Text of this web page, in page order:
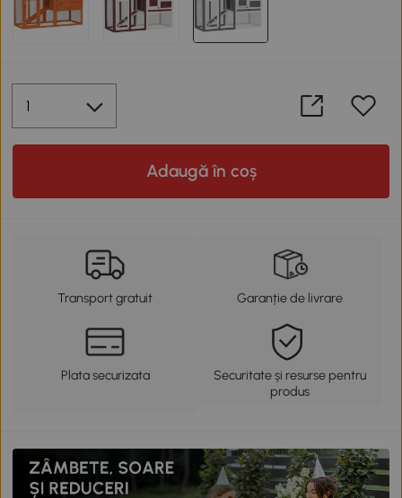
Adaugă în coș
Transport gratuit Garanție de livrare
Plata securizata
Securitate și resurse pentru
produs